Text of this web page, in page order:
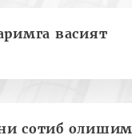
васият
сотиб олишим